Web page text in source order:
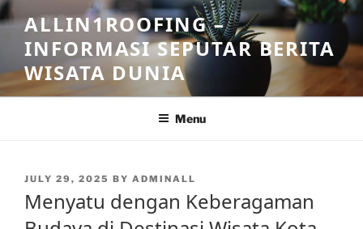
Skip
to
content
ALLIN1ROOFING –
INFORMASI SEPUTAR BERITA
WISATA DUNIA
Menu
POSTED
JULY 29, 2025 BY ADMINALL
Menyatu dengan Keberagaman